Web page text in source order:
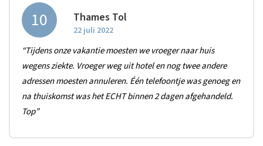
10 Thames Tol
22 juli 2022
“Tijdens onze vakantie moesten we vroeger naar huis
wegens ziekte. Vroeger weg uit hotel en nog twee andere
adressen moesten annuleren. Één telefoontje was genoeg en
na thuiskomst was het ECHT binnen 2 dagen afgehandeld.
Top”